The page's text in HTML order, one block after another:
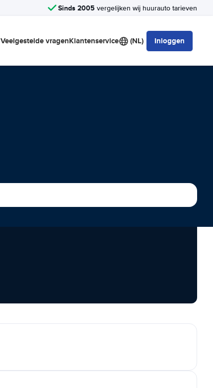
Sinds 2005 vergelijken wij huurauto tarieven
Veelgestelde vragenKlantenservice (NL) Inloggen